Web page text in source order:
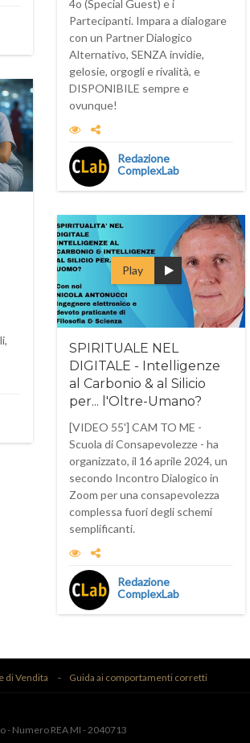
4o (Special Guest) e i
Partecipanti. Impara a dialogare
con un Partner Dialogico
Alternativo, SENZA invidie,
gelosie, orgogli e rivalità, e
DISPONIBILE sempre e
ovunque!
Redazione
ComplexLab
Play
SPIRITUALE NEL
DIGITALE - Intelligenze
al Carbonio & al Silicio
per... l'Oltre-Umano?
[VIDEO 55'] CAM TO ME -
Scuola di Consapevolezze - ha
organizzato, il 16 aprile 2024, un
secondo Incontro Dialogico in
Zoom per una consapevolezza
complessa fuori degli schemi
semplificanti.
Redazione
ComplexLab
di Vendita Guida ai comportamenti corretti
- Numero REA MI - 2040713